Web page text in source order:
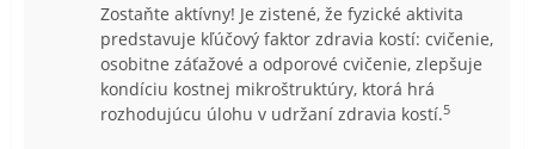
Zostaňte aktívny! Je zistené, že fyzické aktivita
predstavuje kľúčový faktor zdravia kostí: cvičenie,
osobitne záťažové a odporové cvičenie, zlepšuje
kondíciu kostnej mikroštruktúry, ktorá hrá
rozhodujúcu úlohu v udržaní zdravia kostí.5